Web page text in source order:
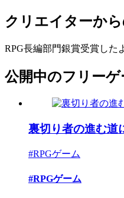
クリエイターか
RPG長編部門銀賞受賞した
公開中のフリーゲ
裏切り者の進む道
#RPGゲーム
#RPGゲーム